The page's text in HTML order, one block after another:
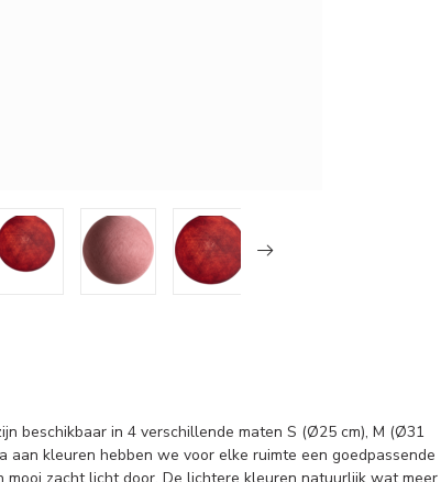
beschikbaar in 4 verschillende maten S (Ø25 cm), M (Ø31
aan kleuren hebben we voor elke ruimte een goedpassende